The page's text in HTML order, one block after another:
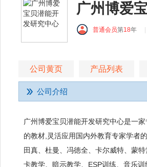
广州博爱
普通会员第18年
公司黄页 产品列表
公司介绍
广州博爱宝贝潜能开发研究中心是一
的教材,灵活应用国内外教育专家学者
田真、杜曼、冯徳全、卡尔威特、蒙
卡教学、暗示教学、ESP训练、音乐